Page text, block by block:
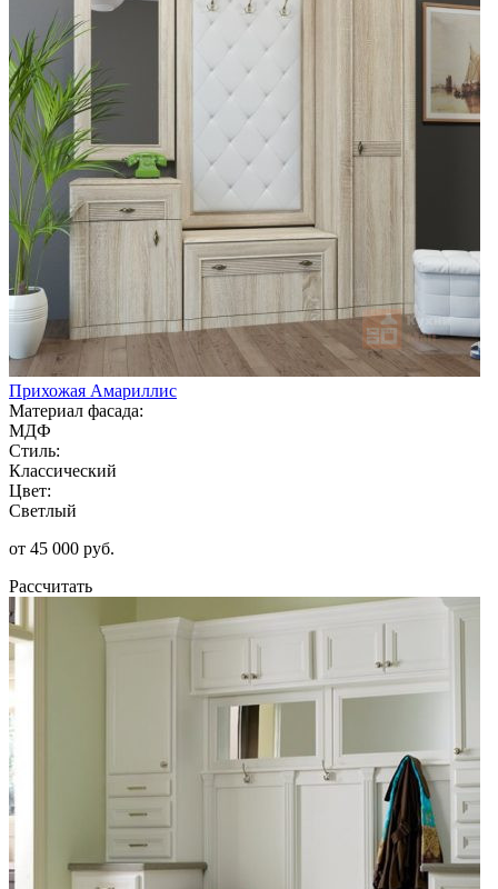
Прихожая Амариллис
Материал фасада:
МДФ
Стиль:
Классический
Цвет:
Светлый
от 45 000 руб.
Рассчитать